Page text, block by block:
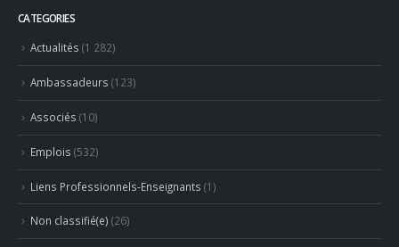
CATEGORIES
Actualités (1 282)
Ambassadeurs (123)
Associés (10)
Emplois (532)
Liens Professionnels-Enseignants (1)
Non classifié(e) (26)